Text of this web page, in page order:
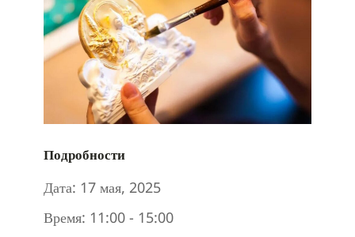
Подробности
Дата: 17 мая, 2025
Время: 11:00 - 15:00